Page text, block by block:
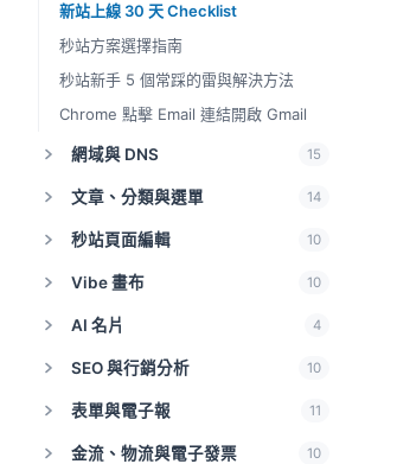
新站上線 30 天 Checklist
秒站方案選擇指南
秒站新手 5 個常踩的雷與解決方法
Chrome 點擊 Email 連結開啟 Gmail
網域與 DNS 15
文章、分類與選單 14
秒站頁面編輯 10
Vibe 畫布 10
AI 名片 4
SEO 與行銷分析 10
表單與電子報 11
金流、物流與電子發票 10